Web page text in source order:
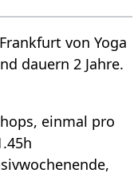
von Yoga
dauern 2 Jahre.
einmal pro